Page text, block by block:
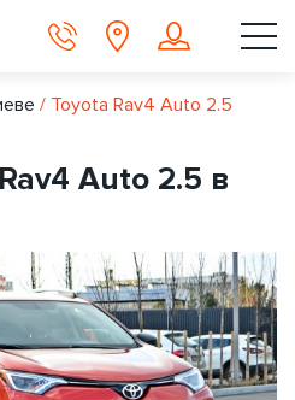
/ Toyota Rav4 Auto 2.5
Auto 2.5 в